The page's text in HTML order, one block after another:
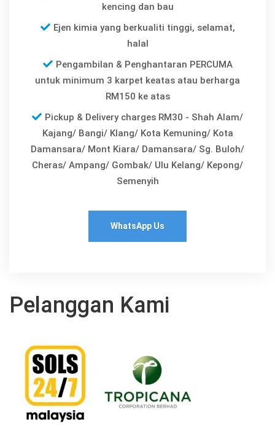
kencing dan bau
Ejen kimia yang berkualiti tinggi, selamat,
halal
Pengambilan & Penghantaran PERCUMA
untuk minimum 3 karpet keatas atau berharga
RM150 ke atas
Pickup & Delivery charges RM30 - Shah Alam/
Kajang/ Bangi/ Klang/ Kota Kemuning/ Kota
Damansara/ Mont Kiara/ Damansara/ Sg. Buloh/
Cheras/ Ampang/ Gombak/ Ulu Kelang/ Kepong/
Semenyih
WhatsApp Us
Pelanggan Kami